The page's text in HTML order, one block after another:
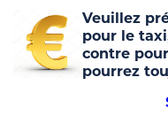
Veuillez
pour le
contre
pourrez